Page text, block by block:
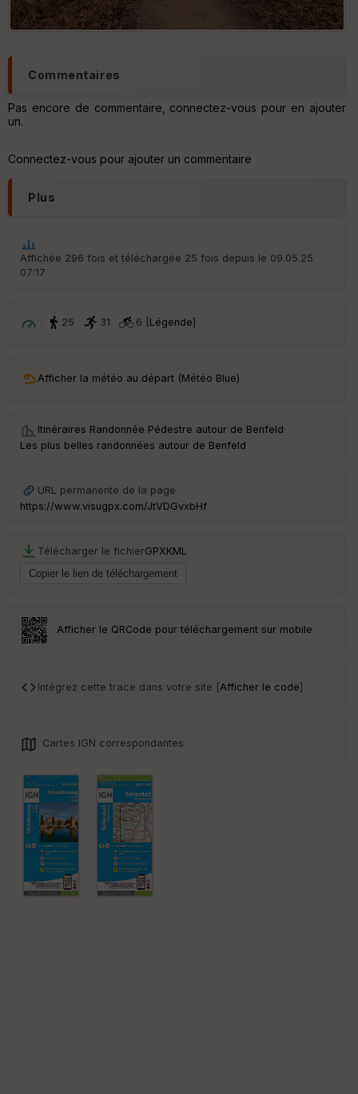
Commentaires
Pas encore de commentaire, connectez-vous pour en ajouter
un.
Connectez-vous pour ajouter un commentaire
Plus
Affichée 296 fois et téléchargée 25 fois depuis le 09.05.25
07:17
25 31 6 [ Légende]
Afficher la météo au départ (Météo Blue)
Itinéraires Randonnée Pédestre autour de Benfeld·
Les plus belles randonnées autour de Benfeld
URL permanente de la page
https://www.visugpx.com/JtVDGvxbHf
Télécharger le fichierGPXKML
Afficher le QRCode pour téléchargement sur mobile
Intégrez cette trace dans votre site [Afficher le code]
Cartes IGN correspondantes